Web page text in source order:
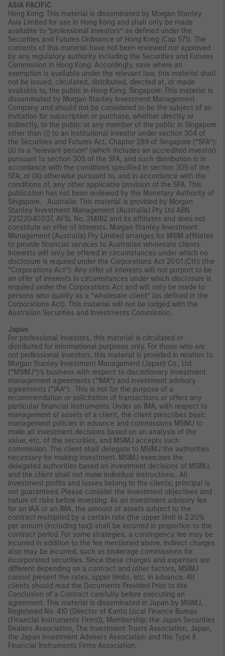
ASIA PACIFIC
Hong Kong: This material is disseminated by Morgan Stanley
Asia Limited for use in Hong Kong and shall only be made
available to “professional investors” as defined under the
Securities and Futures Ordinance of Hong Kong (Cap 571). The
contents of this material have not been reviewed nor approved
by any regulatory authority including the Securities and Futures
Commission in Hong Kong. Accordingly, save where an
exemption is available under the relevant law, this material shall
not be issued, circulated, distributed, directed at, or made
available to, the public in Hong Kong. Singapore: This material is
disseminated by Morgan Stanley Investment Management
Company and should not be considered to be the subject of an
invitation for subscription or purchase, whether directly or
indirectly, to the public or any member of the public in Singapore
other than (i) to an institutional investor under section 304 of
the Securities and Futures Act, Chapter 289 of Singapore (“SFA”);
(ii) to a “relevant person” (which includes an accredited investor)
pursuant to section 305 of the SFA, and such distribution is in
accordance with the conditions specified in section 305 of the
SFA; or (iii) otherwise pursuant to, and in accordance with the
conditions of, any other applicable provision of the SFA. This
publication has not been reviewed by the Monetary Authority of
Singapore. Australia: This material is provided by Morgan
Stanley Investment Management (Australia) Pty Ltd ABN
22122040037, AFSL No. 314182 and its affiliates and does not
constitute an offer of interests. Morgan Stanley Investment
Management (Australia) Pty Limited arranges for MSIM affiliates
to provide financial services to Australian wholesale clients.
Interests will only be offered in circumstances under which no
disclosure is required under the Corporations Act 2001 (Cth) (the
“Corporations Act”). Any offer of interests will not purport to be
an offer of interests in circumstances under which disclosure is
required under the Corporations Act and will only be made to
persons who qualify as a “wholesale client” (as defined in the
Corporations Act). This material will not be lodged with the
Australian Securities and Investments Commission.
Japan
For professional investors, this material is circulated or
distributed for informational purposes only. For those who are
not professional investors, this material is provided in relation to
Morgan Stanley Investment Management (Japan) Co., Ltd.
(“MSIMJ”)’s business with respect to discretionary investment
management agreements (“IMA”) and investment advisory
agreements (“IAA”). This is not for the purpose of a
recommendation or solicitation of transactions or offers any
particular financial instruments. Under an IMA, with respect to
management of assets of a client, the client prescribes basic
management policies in advance and commissions MSIMJ to
make all investment decisions based on an analysis of the
value, etc. of the securities, and MSIMJ accepts such
commission. The client shall delegate to MSIMJ the authorities
necessary for making investment. MSIMJ exercises the
delegated authorities based on investment decisions of MSIMJ,
and the client shall not make individual instructions. All
investment profits and losses belong to the clients; principal is
not guaranteed. Please consider the investment objectives and
nature of risks before investing. As an investment advisory fee
for an IAA or an IMA, the amount of assets subject to the
contract multiplied by a certain rate (the upper limit is 2.20%
per annum (including tax)) shall be incurred in proportion to the
contract period. For some strategies, a contingency fee may be
incurred in addition to the fee mentioned above. Indirect charges
also may be incurred, such as brokerage commissions for
incorporated securities. Since these charges and expenses are
different depending on a contract and other factors, MSIMJ
cannot present the rates, upper limits, etc. in advance. All
clients should read the Documents Provided Prior to the
Conclusion of a Contract carefully before executing an
agreement. This material is disseminated in Japan by MSIMJ,
Registered No. 410 (Director of Kanto Local Finance Bureau
(Financial Instruments Firms)), Membership: the Japan Securities
Dealers Association, The Investment Trusts Association, Japan,
the Japan Investment Advisers Association and the Type II
Financial Instruments Firms Association.